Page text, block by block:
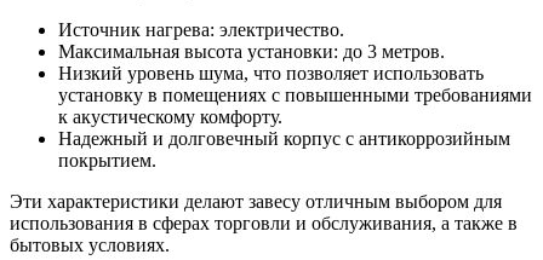
Источник нагрева: электричество.
Максимальная высота установки: до 3 метров.
Низкий уровень шума, что позволяет использовать
установку в помещениях с повышенными требованиями
к акустическому комфорту.
Надежный и долговечный корпус с антикоррозийным
покрытием.
Эти характеристики делают завесу отличным выбором для
использования в сферах торговли и обслуживания, а также в
бытовых условиях.